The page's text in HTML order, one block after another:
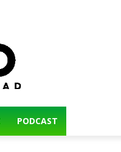
PODCAST